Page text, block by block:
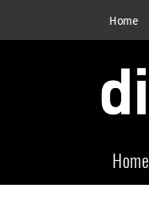
Home
Home